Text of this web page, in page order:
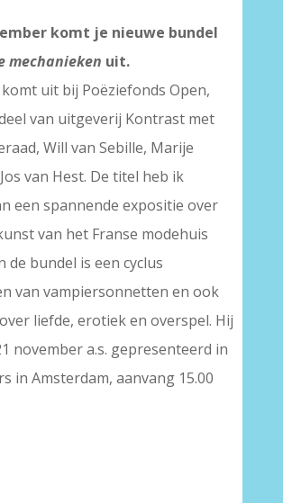
komt je nieuwe bundel
mechanieken uit.
uit bij Poëziefonds Open,
van uitgeverij Kontrast met
Will van Sebille, Marije
van Hest. De titel heb ik
een spannende expositie over
van het Franse modehuis
de bundel is een cyclus
van vampiersonnetten en ook
liefde, erotiek en overspel. Hij
november a.s. gepresenteerd in
in Amsterdam, aanvang 15.00